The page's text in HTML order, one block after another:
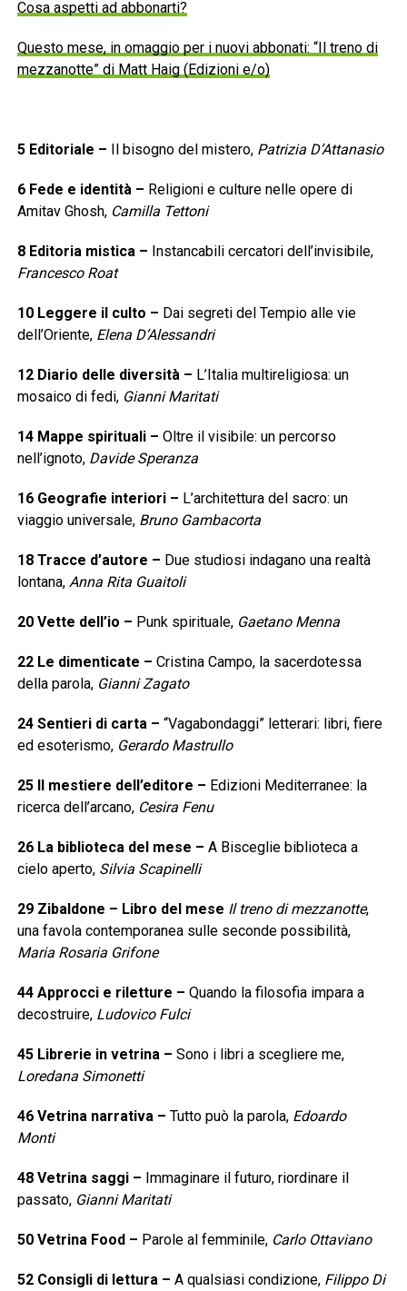
Cosa aspetti ad abbonarti?
Questo mese, in omaggio per i nuovi abbonati: “Il treno di
mezzanotte” di Matt Haig (Edizioni e/o)
5 Editoriale – Il bisogno del mistero, Patrizia D’Attanasio
6 Fede e identità– Religioni e culture nelle opere di
Amitav Ghosh, Camilla Tettoni
8 Editoria mistica– Instancabili cercatori dell’invisibile,
Francesco Roat
10 Leggere il culto – Dai segreti del Tempio alle vie
dell’Oriente, Elena D’Alessandri
12 Diario delle diversità– L’Italia multireligiosa: un
mosaico di fedi, Gianni Maritati
14 Mappe spirituali– Oltre il visibile: un percorso
nell’ignoto, Davide Speranza
16 Geografie interiori– L’architettura del sacro: un
viaggio universale, Bruno Gambacorta
18 Tracce d’autore – Due studiosi indagano una realtà
lontana, Anna Rita Guaitoli
20 Vette dell’io – Punk spirituale, Gaetano Menna
22 Le dimenticate – Cristina Campo, la sacerdotessa
della parola, Gianni Zagato
24 Sentieri di carta– “Vagabondaggi” letterari: libri, fiere
ed esoterismo, Gerardo Mastrullo
25 Il mestiere dell’editore – Edizioni Mediterranee: la
ricerca dell’arcano, Cesira Fenu
26 La biblioteca del mese – A Bisceglie biblioteca a
cielo aperto, Silvia Scapinelli
29 Zibaldone – Libro del mese Il treno di mezzanotte,
una favola contemporanea sulle seconde possibilità,
Maria Rosaria Grifone
44 Approcci e riletture – Quando la filosofia impara a
decostruire, Ludovico Fulci
45 Librerie in vetrina– Sono i libri a scegliere me,
Loredana Simonetti
46 Vetrina narrativa– Tutto può la parola, Edoardo
Monti
48 Vetrina saggi– Immaginare il futuro, riordinare il
passato, Gianni Maritati
50 Vetrina Food – Parole al femminile, Carlo Ottaviano
52 Consigli di lettura– A qualsiasi condizione, Filippo Di